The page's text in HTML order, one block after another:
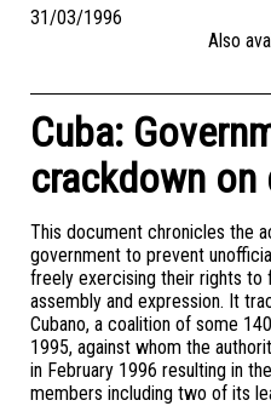
31/03/1996
Also
Cuba:
crackdown on
This document chronicles the
government to prevent
freely exercising their rights to
assembly and expression. It
Cubano, a coalition of some
1995, against whom the
in February 1996 resulting in
members including two of its